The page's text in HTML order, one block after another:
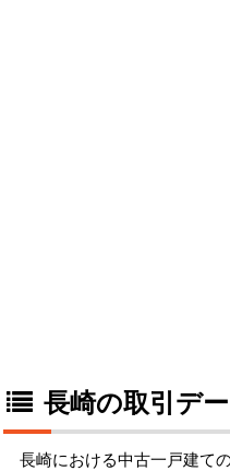
長崎の取引デ
長崎における中古一戸建て